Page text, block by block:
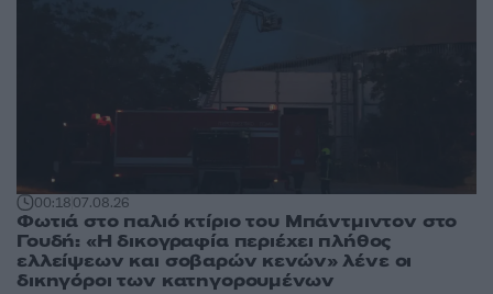
00:1807.08.26
Φωτιά στο παλιό κτίριο του Μπάντμιντον στο
Γουδή: «Η δικογραφία περιέχει πλήθος
ελλείψεων και σοβαρών κενών» λένε οι
δικηγόροι των κατηγορουμένων